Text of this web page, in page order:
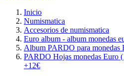
Inicio
Numismatica
Accesorios de numismatica
Euro album - album monedas
Album PARDO para monedas
PARDO Hojas monedas Euro
+12€